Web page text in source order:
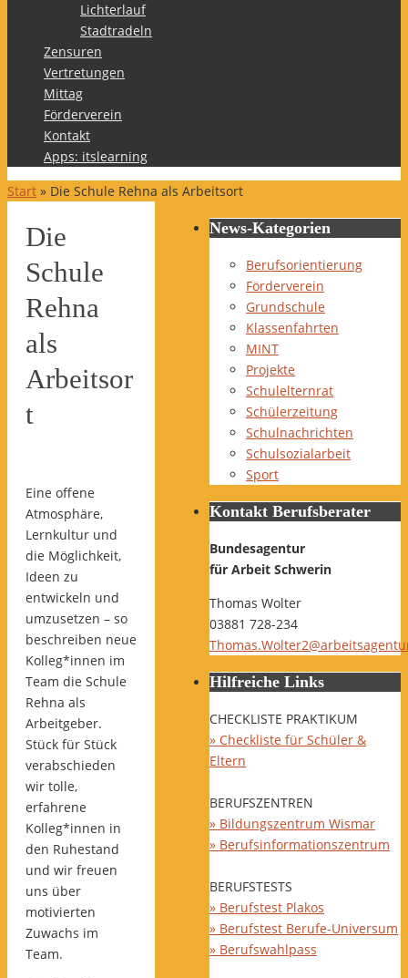
Lichterlauf
Stadtradeln
Zensuren
Vertretungen
Mittag
Förderverein
Kontakt
Apps: itslearning
Start » Die Schule Rehna als Arbeitsort
Die
Schule
Rehna
als
Arbeitsor
t
Eine offene
Atmosphäre,
Lernkultur und
die Möglichkeit,
Ideen zu
entwickeln und
umzusetzen – so
beschreiben neue
Kolleg*innen im
Team die Schule
Rehna als
Arbeitgeber.
Stück für Stück
verabschieden
wir tolle,
erfahrene
Kolleg*innen in
den Ruhestand
und wir freuen
uns über
motivierten
Zuwachs im
Team.
News-Kategorien
Berufsorientierung
Förderverein
Grundschule
Klassenfahrten
MINT
Projekte
Schulelternrat
Schülerzeitung
Schulnachrichten
Schulsozialarbeit
Sport
Kontakt Berufsberater
Bundesagentur
für Arbeit Schwerin
Thomas Wolter
03881 728-234
Hilfreiche Links
CHECKLISTE PRAKTIKUM
» Checkliste für Schüler &
Eltern
BERUFSZENTREN
» Bildungszentrum Wismar
» Berufsinformationszentrum
BERUFSTESTS
» Berufstest Plakos
» Berufstest Berufe-Universum
» Berufswahlpass